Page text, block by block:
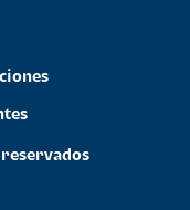
reservados